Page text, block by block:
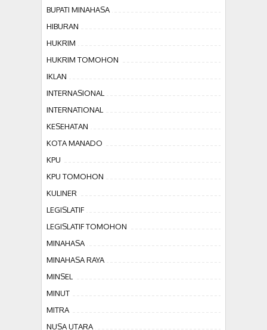
BUPATI MINAHASA
HIBURAN
HUKRIM
HUKRIM TOMOHON
IKLAN
INTERNASIONAL
INTERNATIONAL
KESEHATAN
KOTA MANADO
KPU
KPU TOMOHON
KULINER
LEGISLATIF
LEGISLATIF TOMOHON
MINAHASA
MINAHASA RAYA
MINSEL
MINUT
MITRA
NUSA UTARA